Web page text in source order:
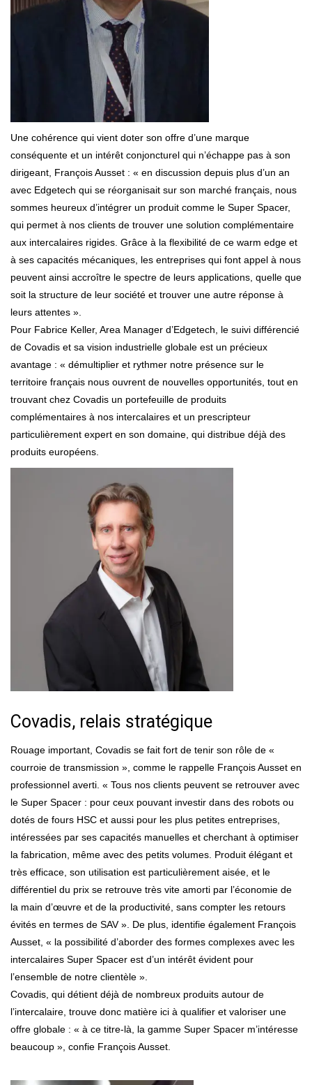
Une cohérence qui vient doter son offre d’une marque
conséquente et un intérêt conjoncturel qui n’échappe pas à son
dirigeant, François Ausset : « en discussion depuis plus d’un an
avec Edgetech qui se réorganisait sur son marché français, nous
sommes heureux d’intégrer un produit comme le Super Spacer,
qui permet à nos clients de trouver une solution complémentaire
aux intercalaires rigides. Grâce à la flexibilité de ce warm edge et
à ses capacités mécaniques, les entreprises qui font appel à nous
peuvent ainsi accroître le spectre de leurs applications, quelle que
soit la structure de leur société et trouver une autre réponse à
leurs attentes ».
Pour Fabrice Keller, Area Manager d’Edgetech, le suivi différencié
de Covadis et sa vision industrielle globale est un précieux
avantage : « démultiplier et rythmer notre présence sur le
territoire français nous ouvrent de nouvelles opportunités, tout en
trouvant chez Covadis un portefeuille de produits
complémentaires à nos intercalaires et un prescripteur
particulièrement expert en son domaine, qui distribue déjà des
produits européens.
Covadis, relais stratégique
Rouage important, Covadis se fait fort de tenir son rôle de «
courroie de transmission », comme le rappelle François Ausset en
professionnel averti. « Tous nos clients peuvent se retrouver avec
le Super Spacer : pour ceux pouvant investir dans des robots ou
dotés de fours HSC et aussi pour les plus petites entreprises,
intéressées par ses capacités manuelles et cherchant à optimiser
la fabrication, même avec des petits volumes. Produit élégant et
très efficace, son utilisation est particulièrement aisée, et le
différentiel du prix se retrouve très vite amorti par l’économie de
la main d’œuvre et de la productivité, sans compter les retours
évités en termes de SAV ». De plus, identifie également François
Ausset, « la possibilité d’aborder des formes complexes avec les
intercalaires Super Spacer est d’un intérêt évident pour
l’ensemble de notre clientèle ».
Covadis, qui détient déjà de nombreux produits autour de
l’intercalaire, trouve donc matière ici à qualifier et valoriser une
offre globale : « à ce titre-là, la gamme Super Spacer m’intéresse
beaucoup », confie François Ausset.